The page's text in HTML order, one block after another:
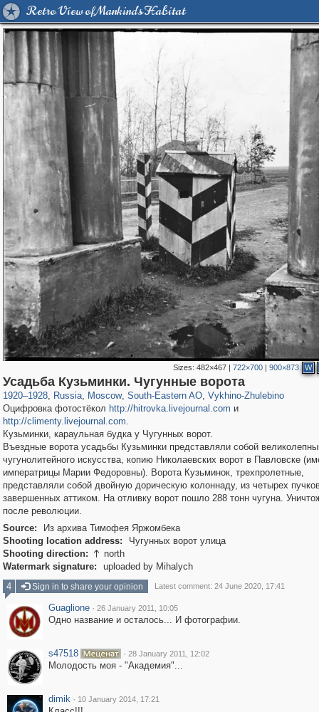
Retro View of Mankind's Habitat
Sizes:482×467 |722×700 |900×873 W
Усадьба Кузьминки. Чугунные ворота
1920–1928, Russia
1,407,325 29,248
, Moscow
319,882 8,286
, South-Eastern AO
11,379 197
, Vykhino-Zhulebino
1,035 26
Оцифровка фотостёкол http://hitrovka.livejournal.com и
http://climenty.livejournal.com.
Кузьминки, караульная будка у Чугунных ворот.
Въездные ворота усадьбы Кузьминки представляли собой
чугунолитейного искусства, копию Николаевских ворот в Павловске
императрицы Марии Федоровны). Ворота Кузьминок, трехпролетные,
представляли собой двойную дорическую колоннаду, из четырех
завершенных аттиком. На отливку ворот пошло 288 тонн чугуна.
после революции.
Source:
Из архива Тимофея Яржомбека
Shooting location address:
Чугунных ворот улица
Shooting direction:  north
Watermark signature:
uploaded by Mihalych
4
Sign in to share your opinion Latest comment: 24 June 2020, 17:41
Guaglione · 26 January 2011, 10:05
Одно название и осталось... И фотографии.
s47518 · 28 January 2011, 12:02
Молодость моя - "Академия"...
dimik · 10 January 2014, 17:21